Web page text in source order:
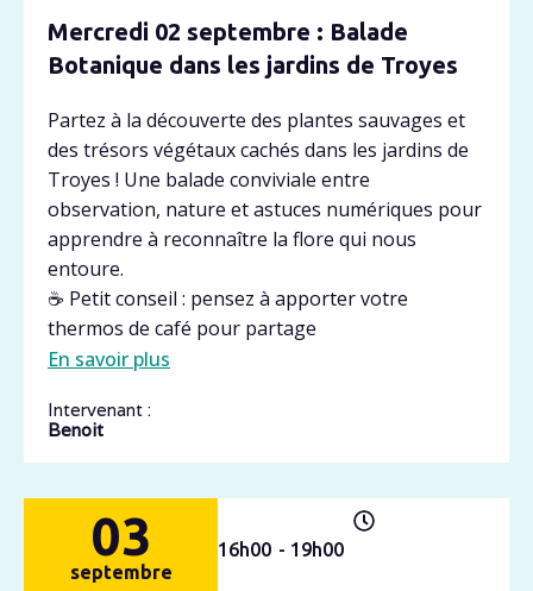
Mercredi 02 septembre : Balade
Botanique dans les jardins de Troyes
Partez à la découverte des plantes sauvages et
des trésors végétaux cachés dans les jardins de
Troyes ! Une balade conviviale entre
observation, nature et astuces numériques pour
apprendre à reconnaître la flore qui nous
entoure.
☕ Petit conseil : pensez à apporter votre
thermos de café pour partage
En savoir plus
Intervenant :
Benoit
03
septembre
16h00 - 19h00